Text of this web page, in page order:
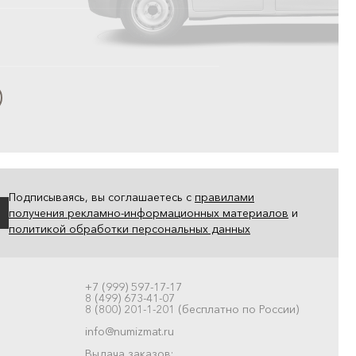
Подписываясь, вы соглашаетесь с правилами
получения рекламно-информационных материалов и
политикой обработки персональных данных
+7 (999) 597-17-17
8 (499) 673-41-07
8 (800) 201-1-201 (бесплатно по России)
info@numizmat.ru